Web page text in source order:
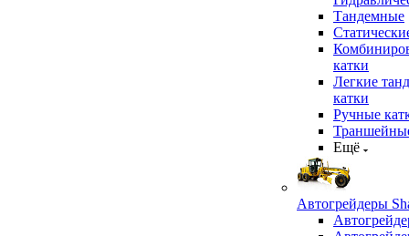
Тандемные
катки
Легкие
катки
Ручные
Ещё
Автогрейдеры